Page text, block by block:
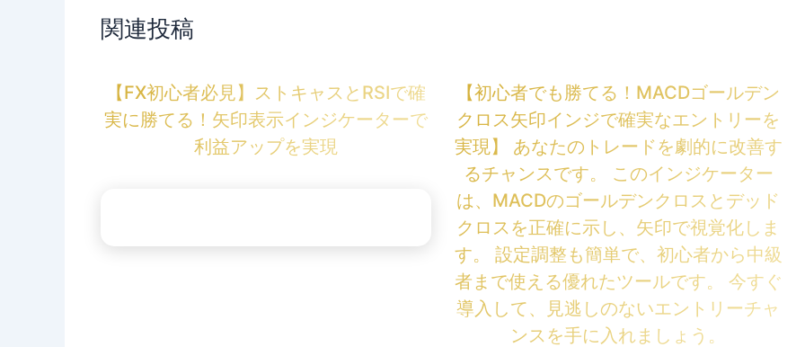
関連投稿
【FX初心者必見】ストキャスとRSIで確
実に勝てる！矢印表示インジケーターで
利益アップを実現
【初心者でも勝てる！MACDゴールデン
クロス矢印インジで確実なエントリーを
実現】 あなたのトレードを劇的に改善す
るチャンスです。 このインジケーター
は、MACDのゴールデンクロスとデッド
クロスを正確に示し、矢印で視覚化しま
す。 設定調整も簡単で、初心者から中級
者まで使える優れたツールです。 今すぐ
導入して、見逃しのないエントリーチャ
ンスを手に入れましょう。